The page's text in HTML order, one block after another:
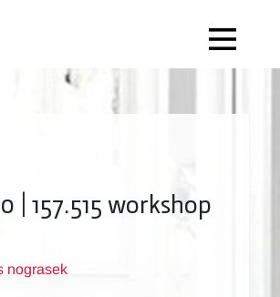
| 157.515 workshop
nograsek